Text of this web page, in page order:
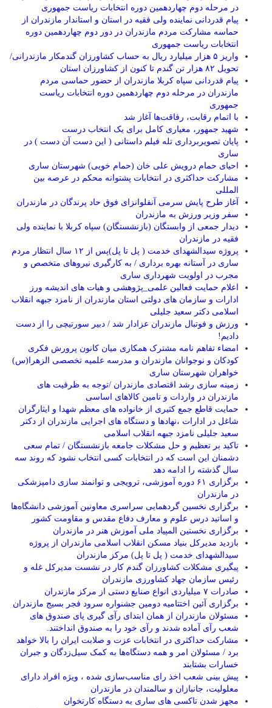
در مرحله دوم چهاردهمین دوره انتخابات ریاست جمهوری
پیام قدردانی نماینده ولی فقیه در استان و استاندار مازندران از
حماسه مشارکت مردم مازندران در دور دوم چهاردهمین دوره
انتخابات ریاست جمهوری
واریز ۵ هزار میلیارد ریال به حساب کشاورزان گندمکار مازندرانی/
تحویل ۸۲ هزار تن گندم تا کنون از کشاورزان استان
پیام قدردانی سپاه کربلا مازندران از حضور حماسی مردم
مازندران در مرحله دوم چهاردهمین دوره انتخابات ریاست
جمهوری
با اتمام رقابت، رفاقت‌ها آغاز شد
شهید جمهور، معیاری کامل برای یک انتخاب درست
پایان تصویربرداری تله فیلم داستانی ( این دست آن دست ) در
ساری
احیای حمام درویش علی خان (حمام خویی) شهرستان ساری
مشارکت حداکثری در انتخابات پشتوانه محکم در عرصه بین
المللی
آغاز طرح پایش سرمی آنفلوانزای فوق حاد پرندگان در مازندران
سفر وزیر ورزش به مازندران
دیدار جمعی از وابستگان (بازنشستگان) سپاه کربلا با نماینده ولی
فقیه در مازندران
پروژه سیدالشهدای خدمت ( پل تا پل)پس از ۱۲ سال انتظار مردم
ساری در آستانه بهره برداری / به کارگیری نیروهای متخصص و
مجرب در اولویت شهرداری ساری
اعلام حمایت فعالین علمی_پژوهشی و هیات های اندیشه ورز
ادارات و سازمان های دولتی استان مازندران از نامزد جبهه انقلاب
اسلامی دکتر سعید جلیلی
ورزش و فوتبال مازندران عزادار شد / دبیر سورتیچی را از دست
دادیم!
امضاء تفاهم نامه مشترک همکاری میان کانون پرورش فکری
کودکان و نوجوانان مازندران و مدرسه علمیه تخصصی الزهرا(س)
خواهران شهرستان ساری
زمینه سازی رشد اقتصادی مازندران /توجه به ظرفیت های
مازندران در واردات و تامین کالاهای اساسی
حمایت قاطع جمع کثیری از خانواده های معظم شهدا و ایثارگران
شاغل در ادارات ،نهادها و دستگاه های اجرایی مازندران از دکتر
سعید جلیلی نامزد جبهه انقلاب اسلامی
تاکید بر تعظیم و حل مشکلات جامعه بازنشستگان / تمام سعی
دشمنان این است که در انتخابات کسی انتخاب نشود که روند سه
سال گذشته را ادامه دهد
برگزاری ۶۱ دوره آموزشی، ترویجی و توانمند سازی دامپزشکی
در مازندران
برگزاری نخسین گردهمایی سراسری معاونین آموزشی دانشگاه‌ها
و اساتید درس علوم و معارف دفاع مقدس و مقاومت کشور
برگزاری نخستین المپیاد ملی آموزش هنر در مازندران
بازدید مدیرکل بنیاد مسکن انقلاب اسلامی مازندران از پروژه
سیدالشهدای خدمت ( پل تا پل) مرکز مازندران
پیگیری مشکلات کشاورزان گندم کار در نشست مدیرکل غله و
رئیس سازمان جهاد کشاورزی مازندران
صادرات ۷ میلیاردی انواع صنایع دستی از مرکز مازندران
برگزاری آئین اختتامیه دومین جشنواره سرود فجر بسیج مازندران
مسئولان مازندران از همان ابتدای رآی گیری پای صندوق های
شعب رآی آماده شدند و رآی خود را به صندوق انداختند.
مشارکت حداکثری در انتخابات عزت و صلابت ایران را بالا خواهد
برد / مسئولان امر و همه دستگاه‌ها به کمک سیل‌زدگان و جبران
خسارات بشتابند
پیش بینی شعب اخذ رای مناسب‌سازی شده ، ویژه افراد دارای
معلولیت، جانبازان و سالمندان در مازندران
مجهز شدن تاکسی های ساری به دستگاه کارتخوان